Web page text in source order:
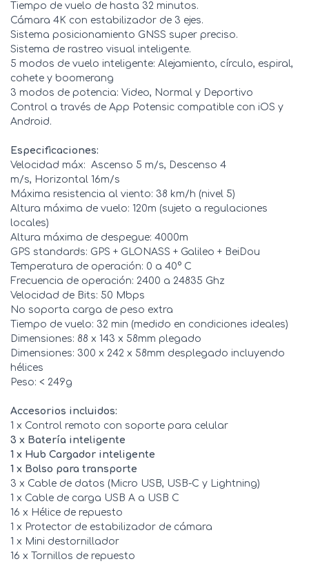
Tiempo de vuelo de hasta 32 minutos.
Cámara 4K con estabilizador de 3 ejes.
Sistema posicionamiento GNSS super preciso.
Sistema de rastreo visual inteligente.
5 modos de vuelo inteligente: Alejamiento, círculo, espiral,
cohete y boomerang
3 modos de potencia: Video, Normal y Deportivo
Control a través de App Potensic compatible con iOS y
Android.
Especificaciones:
Velocidad máx: Ascenso 5 m/s, Descenso 4
m/s, Horizontal 16m/s
Máxima resistencia al viento: 38 km/h (nivel 5)
Altura máxima de vuelo: 120m (sujeto a regulaciones
locales)
Altura máxima de despegue: 4000m
GPS standards: GPS + GLONASS + Galileo + BeiDou
Temperatura de operación: 0 a 40° C
Frecuencia de operación: 2400 a 24835 Ghz
Velocidad de Bits: 50 Mbps
No soporta carga de peso extra
Tiempo de vuelo: 32 min (medido en condiciones ideales)
Dimensiones: 88 x 143 x 58mm plegado
Dimensiones: 300 x 242 x 58mm desplegado incluyendo
hélices
Peso: < 249g
Accesorios incluidos:
1 x Control remoto con soporte para celular
3 x Batería inteligente
1 x Hub Cargador inteligente
1 x Bolso para transporte
3 x Cable de datos (Micro USB, USB-C y Lightning)
1 x Cable de carga USB A a USB C
16 x Hélice de repuesto
1 x Protector de estabilizador de cámara
1 x Mini destornillador
16 x Tornillos de repuesto